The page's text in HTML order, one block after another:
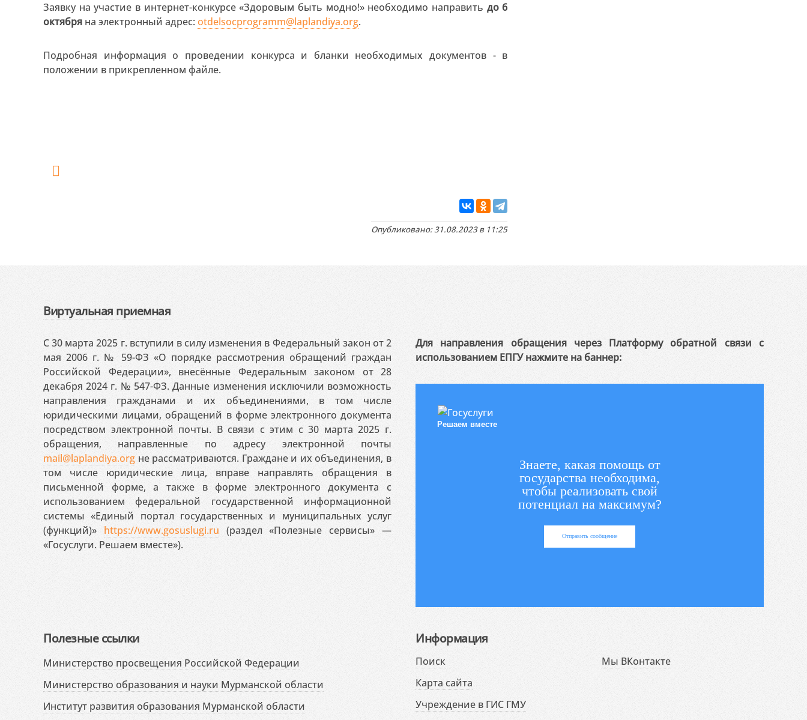
Заявку на участие в интернет-конкурсе «Здоровым быть модно!» необходимо направить до 6
октября на электронный адрес: otdelsocprogramm@laplandiya.org.
Подробная информация о проведении конкурса и бланки необходимых документов - в
положении в прикрепленном файле.
Опубликовано: 31.08.2023 в 11:25
Виртуальная приемная
С 30 марта 2025 г. вступили в силу изменения в Федеральный закон от 2
мая 2006 г. № 59-ФЗ «О порядке рассмотрения обращений граждан
Российской Федерации», внесённые Федеральным законом от 28
декабря 2024 г. № 547-ФЗ. Данные изменения исключили возможность
направления гражданами и их объединениями, в том числе
юридическими лицами, обращений в форме электронного документа
посредством электронной почты. В связи с этим с 30 марта 2025 г.
обращения, направленные по адресу электронной почты
mail@laplandiya.org не рассматриваются. Граждане и их объединения, в
том числе юридические лица, вправе направлять обращения в
письменной форме, а также в форме электронного документа с
использованием федеральной государственной информационной
системы «Единый портал государственных и муниципальных услуг
(функций)» https://www.gosuslugi.ru (раздел «Полезные сервисы» —
«Госуслуги. Решаем вместе»).
Для направления обращения через Платформу обратной связи с
использованием ЕПГУ нажмите на баннер:
Решаем вместе
Знаете, какая помощь от
государства необходима,
чтобы реализовать свой
потенциал на максимум?
Отправить сообщение
Полезные ссылки
Министерство просвещения Российской Федерации
Министерство образования и науки Мурманской области
Институт развития образования Мурманской области
Информация
Поиск
Карта сайта
Учреждение в ГИС ГМУ
Мы ВКонтакте